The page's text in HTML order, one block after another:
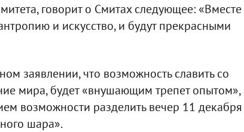
говорит о Смитах следующее: «Вместе
и искусство, и будут прекрасными
заявлении, что возможность славить со
мира, будет «внушающим трепет опытом»,
возможности разделить вечер 11 декабря
шара».